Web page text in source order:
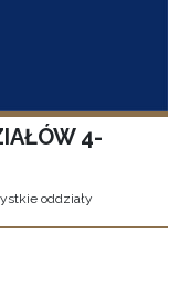
4-
oddziały